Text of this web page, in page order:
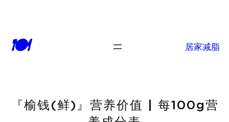
🍽 居家减脂
『榆钱(鲜)』营养价值 | 每100g营